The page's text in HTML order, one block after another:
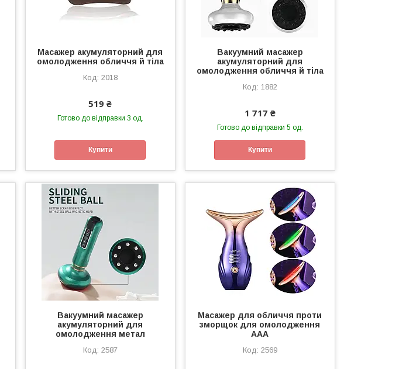
Масажер акумуляторний для
омолодження обличчя й тіла
2018
519 ₴
Готово до відправки 3 од.
Купити
Вакуумний масажер
акумуляторний для
омолодження обличчя й тіла
1882
1 717 ₴
Готово до відправки 5 од.
Купити
Вакуумний масажер
акумуляторний для
омолодження метал
2587
Масажер для обличчя проти
зморщок для омолодження
ААА
2569